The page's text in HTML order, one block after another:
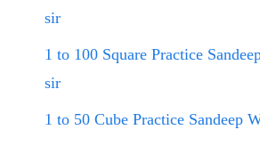
sir
1 to 100 Square Practice
sir
1 to 50 Cube Practice Sandeep